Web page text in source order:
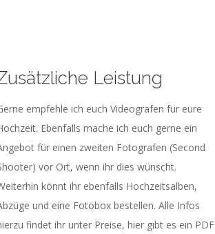
Leistung
empfehle ich euch Videografen für eure
Ebenfalls mache ich euch gerne ein
für einen zweiten Fotografen (Second
vor Ort, wenn ihr dies wünscht.
könnt ihr ebenfalls Hochzeitsalben,
und eine Fotobox bestellen. Alle Infos
findet ihr unter Preise, hier gibt es ein PDF